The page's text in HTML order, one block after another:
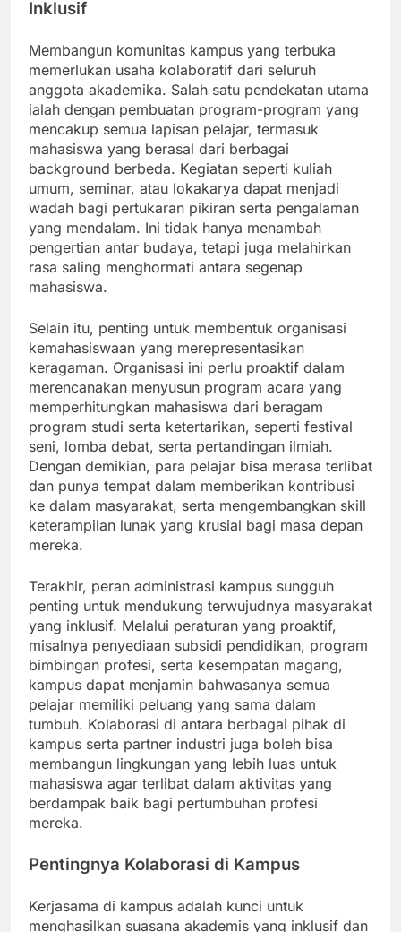
Inklusif
Membangun komunitas kampus yang terbuka
memerlukan usaha kolaboratif dari seluruh
anggota akademika. Salah satu pendekatan utama
ialah dengan pembuatan program-program yang
mencakup semua lapisan pelajar, termasuk
mahasiswa yang berasal dari berbagai
background berbeda. Kegiatan seperti kuliah
umum, seminar, atau lokakarya dapat menjadi
wadah bagi pertukaran pikiran serta pengalaman
yang mendalam. Ini tidak hanya menambah
pengertian antar budaya, tetapi juga melahirkan
rasa saling menghormati antara segenap
mahasiswa.
Selain itu, penting untuk membentuk organisasi
kemahasiswaan yang merepresentasikan
keragaman. Organisasi ini perlu proaktif dalam
merencanakan menyusun program acara yang
memperhitungkan mahasiswa dari beragam
program studi serta ketertarikan, seperti festival
seni, lomba debat, serta pertandingan ilmiah.
Dengan demikian, para pelajar bisa merasa terlibat
dan punya tempat dalam memberikan kontribusi
ke dalam masyarakat, serta mengembangkan skill
keterampilan lunak yang krusial bagi masa depan
mereka.
Terakhir, peran administrasi kampus sungguh
penting untuk mendukung terwujudnya masyarakat
yang inklusif. Melalui peraturan yang proaktif,
misalnya penyediaan subsidi pendidikan, program
bimbingan profesi, serta kesempatan magang,
kampus dapat menjamin bahwasanya semua
pelajar memiliki peluang yang sama dalam
tumbuh. Kolaborasi di antara berbagai pihak di
kampus serta partner industri juga boleh bisa
membangun lingkungan yang lebih luas untuk
mahasiswa agar terlibat dalam aktivitas yang
berdampak baik bagi pertumbuhan profesi
mereka.
Pentingnya Kolaborasi di Kampus
Kerjasama di kampus adalah kunci untuk
menghasilkan suasana akademis yang inklusif dan